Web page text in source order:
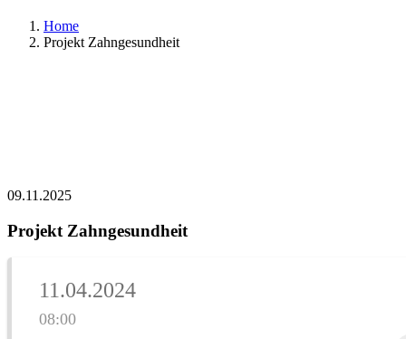
Home
Projekt Zahngesundheit
09.11.2025
Projekt Zahngesundheit
11.04.2024
08:00